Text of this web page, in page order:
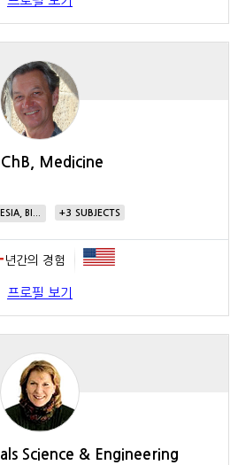
Medicine
BI... 3
년간의 경험
프로필 보기
Science & Engineering